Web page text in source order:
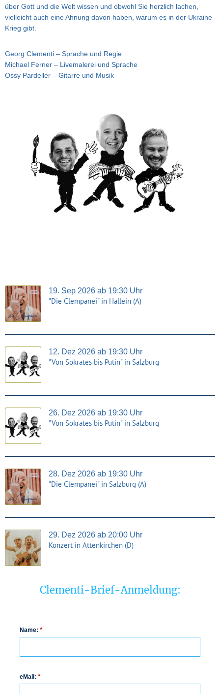
über Gott und die Welt wissen und obwohl Sie herzlich lachen,
vielleicht auch eine Ahnung davon haben, warum es in der Ukraine
Krieg gibt.
Georg Clementi – Sprache und Regie
Michael Ferner – Livemalerei und Sprache
Ossy Pardeller – Gitarre und Musik
19. Sep 2026 ab 19:30 Uhr
"Die Clempanei" in Hallein (A)
12. Dez 2026 ab 19:30 Uhr
"Von Sokrates bis Putin" in Salzburg
26. Dez 2026 ab 19:30 Uhr
"Von Sokrates bis Putin" in Salzburg
28. Dez 2026 ab 19:30 Uhr
"Die Clempanei" in Salzburg (A)
29. Dez 2026 ab 20:00 Uhr
Konzert in Attenkirchen (D)
Clementi-Brief-Anmeldung:
Name: *
eMail: *